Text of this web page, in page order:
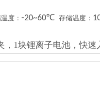
度： -20~60℃ 存储温度：
，1块锂离子电池，快速